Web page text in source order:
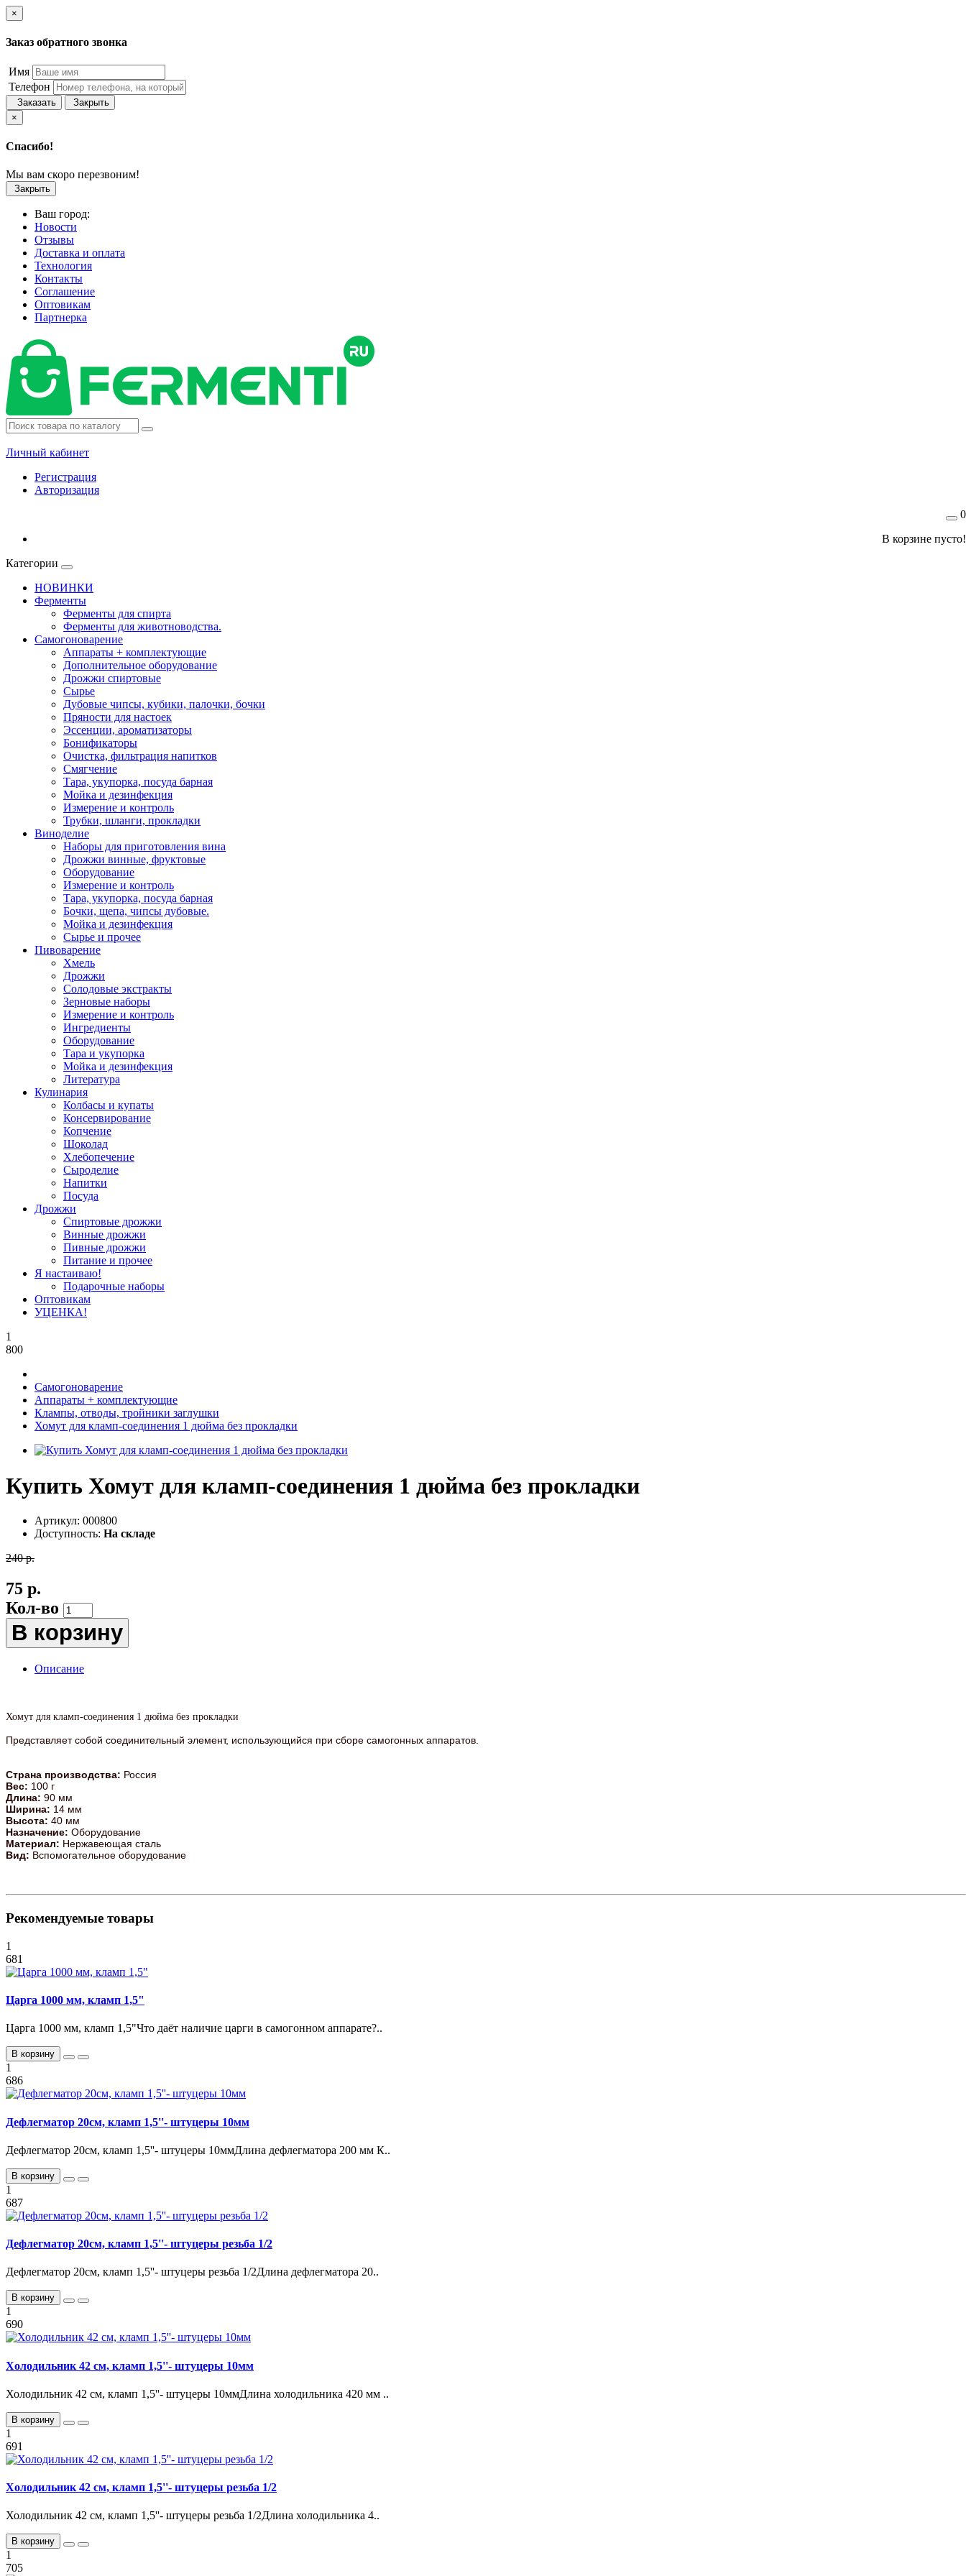
×
Заказ обратного звонка
Имя
Телефон
Заказать
Закрыть
×
Спасибо!
Мы вам скоро перезвоним!
Закрыть
Ваш город:
Новости
Отзывы
Доставка и оплата
Технология
Контакты
Соглашение
Оптовикам
Партнерка
Личный кабинет
Регистрация
Авторизация
0
В корзине пусто!
Категории
НОВИНКИ
Ферменты
Ферменты для спирта
Ферменты для животноводства.
Самогоноварение
Аппараты + комплектующие
Дополнительное оборудование
Дрожжи спиртовые
Сырье
Дубовые чипсы, кубики, палочки, бочки
Пряности для настоек
Эссенции, ароматизаторы
Бонификаторы
Очистка, фильтрация напитков
Смягчение
Тара, укупорка, посуда барная
Мойка и дезинфекция
Измерение и контроль
Трубки, шланги, прокладки
Виноделие
Наборы для приготовления вина
Дрожжи винные, фруктовые
Оборудование
Измерение и контроль
Тара, укупорка, посуда барная
Бочки, щепа, чипсы дубовые.
Мойка и дезинфекция
Сырье и прочее
Пивоварение
Хмель
Дрожжи
Солодовые экстракты
Зерновые наборы
Измерение и контроль
Ингредиенты
Оборудование
Тара и укупорка
Мойка и дезинфекция
Литература
Кулинария
Колбасы и купаты
Консервирование
Копчение
Шоколад
Хлебопечение
Сыроделие
Напитки
Посуда
Дрожжи
Спиртовые дрожжи
Винные дрожжи
Пивные дрожжи
Питание и прочее
Я настаиваю!
Подарочные наборы
Оптовикам
УЦЕНКА!
1
800
Самогоноварение
Аппараты + комплектующие
Клампы, отводы, тройники заглушки
Хомут для кламп-соединения 1 дюйма без прокладки
Купить Хомут для кламп-соединения 1 дюйма без прокладки
Артикул: 000800
Доступность: На складе
240 р.
75 р.
Кол-во
В корзину
Описание
Хомут для кламп-соединения 1 дюйма без прокладки
Представляет собой соединительный элемент, использующийся при сборе самогонных аппаратов.
Страна производства: Россия
Вес: 100 г
Длина: 90 мм
Ширина: 14 мм
Высота: 40 мм
Назначение: Оборудование
Материал: Нержавеющая сталь
Вид: Вспомогательное оборудование
Рекомендуемые товары
1
681
Царга 1000 мм, кламп 1,5"
Царга 1000 мм, кламп 1,5"Что даёт наличие царги в самогонном аппарате?..
В корзину
1
686
Дефлегматор 20см, кламп 1,5''- штуцеры 10мм
Дефлегматор 20см, кламп 1,5''- штуцеры 10ммДлина дефлегматора 200 мм К..
В корзину
1
687
Дефлегматор 20см, кламп 1,5''- штуцеры резьба 1/2
Дефлегматор 20см, кламп 1,5''- штуцеры резьба 1/2Длина дефлегматора 20..
В корзину
1
690
Холодильник 42 см, кламп 1,5''- штуцеры 10мм
Холодильник 42 см, кламп 1,5''- штуцеры 10ммДлина холодильника 420 мм ..
В корзину
1
691
Холодильник 42 см, кламп 1,5''- штуцеры резьба 1/2
Холодильник 42 см, кламп 1,5''- штуцеры резьба 1/2Длина холодильника 4..
В корзину
1
705